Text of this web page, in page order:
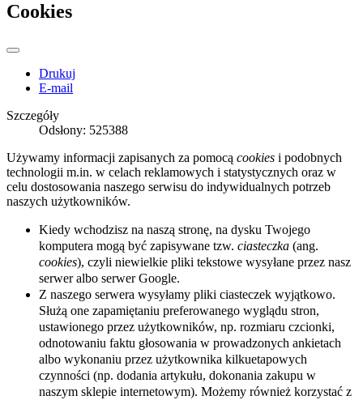
Cookies
Drukuj
E-mail
Szczegóły
Odsłony: 525388
Używamy informacji zapisanych za pomocą cookies i podobnych
technologii m.in. w celach reklamowych i statystycznych oraz w
celu dostosowania naszego serwisu do indywidualnych potrzeb
naszych użytkowników.
Kiedy wchodzisz na naszą stronę, na dysku Twojego
komputera mogą być zapisywane tzw. ciasteczka (ang.
cookies), czyli niewielkie pliki tekstowe wysyłane przez nasz
serwer albo serwer Google.
Z naszego serwera wysyłamy pliki ciasteczek wyjątkowo.
Służą one zapamiętaniu preferowanego wyglądu stron,
ustawionego przez użytkowników, np. rozmiaru czcionki,
odnotowaniu faktu głosowania w prowadzonych ankietach
albo wykonaniu przez użytkownika kilkuetapowych
czynności (np. dodania artykułu, dokonania zakupu w
naszym sklepie internetowym). Możemy również korzystać z